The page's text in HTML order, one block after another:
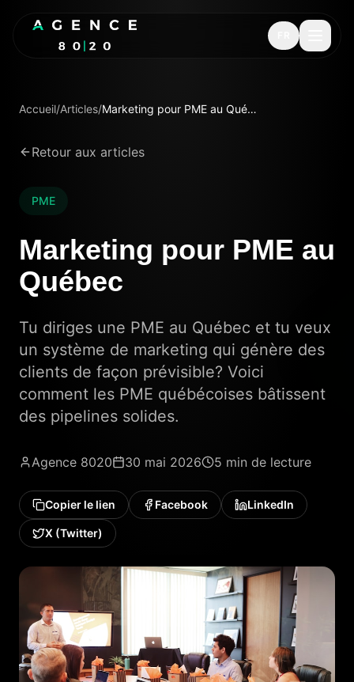
Accueil/Articles/ Marketing pour PME au Québec
Retour aux articles
PME
Marketing pour PME au
Québec
Tu diriges une PME au Québec et tu veux
un système de marketing qui génère des
clients de façon prévisible? Voici
comment les PME québécoises bâtissent
des pipelines solides.
Agence 8020 30 mai 2026 5 min de lecture
Copier le lien Facebook LinkedIn
X (Twitter)